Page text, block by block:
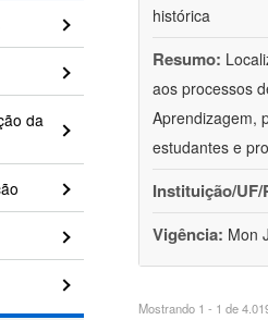
da
histórica
Resumo:
aos processos
Aprendizagem,
estudantes e
Instituição/UF/
Vigência: Mon
Mostrando 1 - 1 de